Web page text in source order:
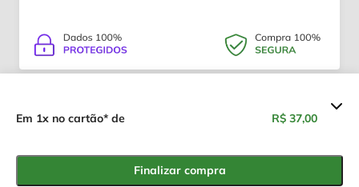
Resumo dos valores
Disfunção Erétil Nunca Mais R$ 37,00
Em 1x no cartão* de R$ 37,00
Finalizar compra